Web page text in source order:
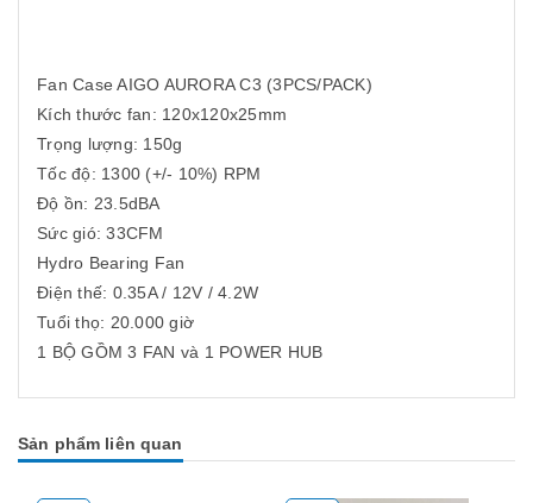
Fan Case AIGO AURORA C3 (3PCS/PACK)
Kích thước fan: 120x120x25mm
Trọng lượng: 150g
Tốc độ: 1300 (+/- 10%) RPM
Độ ồn: 23.5dBA
Sức gió: 33CFM
Hydro Bearing Fan
Điện thế: 0.35A / 12V / 4.2W
Tuổi thọ: 20.000 giờ
1 BỘ GỒM 3 FAN và 1 POWER HUB
Sản phẩm liên quan